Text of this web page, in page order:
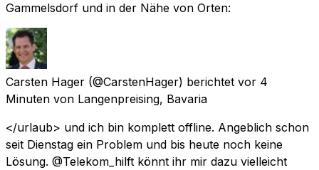
Gammelsdorf und in der Nähe von Orten:
Carsten Hager (@CarstenHager) berichtet vor 4
Minuten von Langenpreising, Bavaria
</urlaub> und ich bin komplett offline. Angeblich schon
seit Dienstag ein Problem und bis heute noch keine
Lösung. @Telekom_hilft könnt ihr mir dazu vielleicht